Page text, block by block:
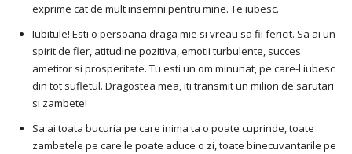
exprime cat de mult insemni pentru mine. Te iubesc.
Iubitule! Esti o persoana draga mie si vreau sa fii fericit. Sa ai un
spirit de fier, atitudine pozitiva, emotii turbulente, succes
ametitor si prosperitate. Tu esti un om minunat, pe care-l iubesc
din tot sufletul. Dragostea mea, iti transmit un milion de sarutari
si zambete!
Sa ai toata bucuria pe care inima ta o poate cuprinde, toate
zambetele pe care le poate aduce o zi, toate binecuvantarile pe